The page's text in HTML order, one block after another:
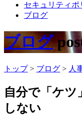
セキュリティポ
ブログ
ブログ
トップ> ブログ > 人
自分で「ケツ
しない